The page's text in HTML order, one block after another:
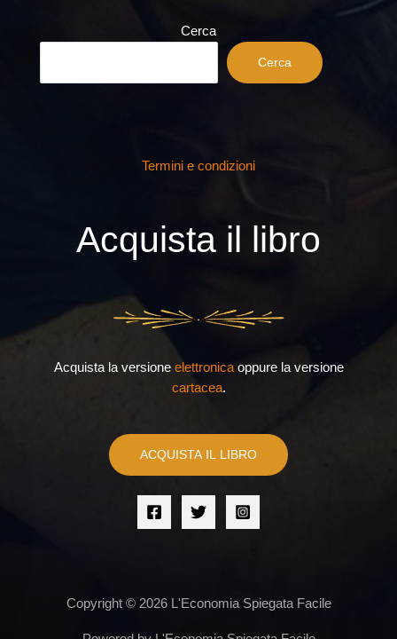
Cerca
Cerca
Termini e condizioni
Acquista il libro
Acquista la versione elettronicaoppure la versione
cartacea.
ACQUISTA IL LIBRO
Copyright © 2026 L'Economia Spiegata Facile